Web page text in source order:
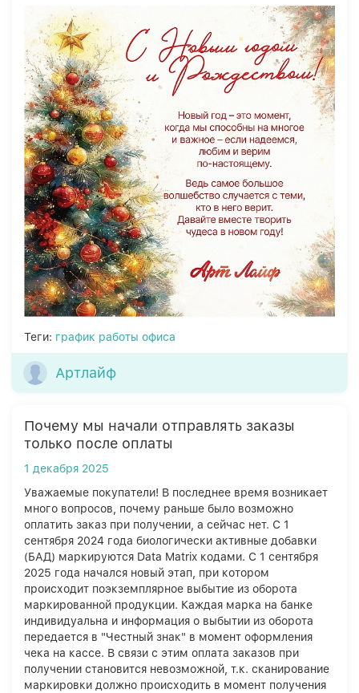
Теги: график работы офиса
Артлайф
Почему мы начали отправлять заказы
только после оплаты
1 декабря 2025
Уважаемые покупатели! В последнее время возникает
много вопросов, почему раньше было возможно
оплатить заказ при получении, а сейчас нет. С 1
сентября 2024 года биологически активные добавки
(БАД) маркируются Data Matrix кодами. С 1 сентября
2025 года начался новый этап, при котором
происходит поэкземплярное выбытие из оборота
маркированной продукции. Каждая марка на банке
индивидуальна и информация о выбытии из оборота
передается в "Честный знак" в момент оформления
чека на кассе. В связи с этим оплата заказов при
получении становится невозможной, т.к. сканирование
маркировки должно происходить в момент получения